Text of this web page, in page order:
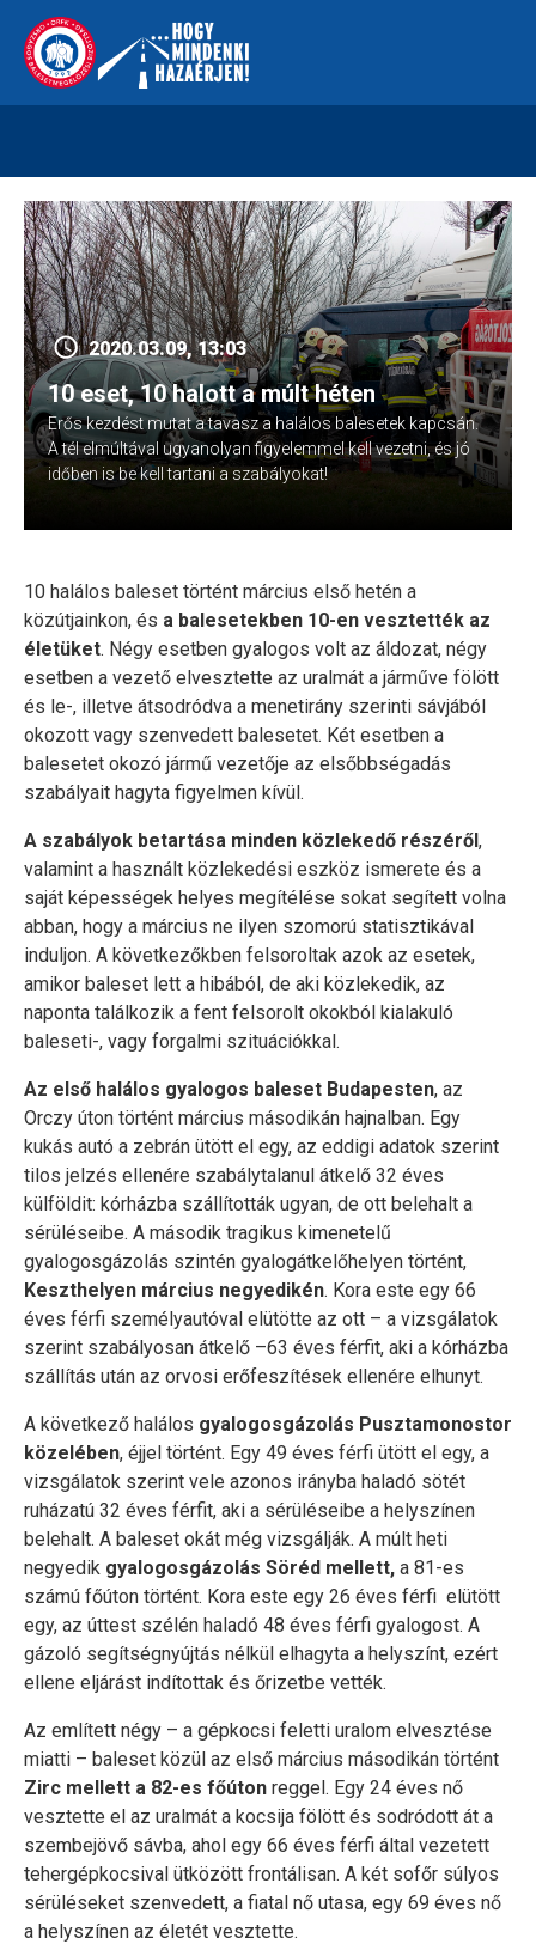
content
kreszvaltozas.hu
2020.03.09, 13:03
10 eset, 10 halott a múlt héten
Erős kezdést mutat a tavasz a halálos balesetek kapcsán.
A tél elmúltával ugyanolyan figyelemmel kell vezetni, és jó
időben is be kell tartani a szabályokat!
10 halálos baleset történt március első hetén a
közútjainkon, és a balesetekben 10-en vesztették az
életüket. Négy esetben gyalogos volt az áldozat, négy
esetben a vezető elvesztette az uralmát a járműve fölött
és le-, illetve átsodródva a menetirány szerinti sávjából
okozott vagy szenvedett balesetet. Két esetben a
balesetet okozó jármű vezetője az elsőbbségadás
szabályait hagyta figyelmen kívül.
A szabályok betartása minden közlekedő részéről,
valamint a használt közlekedési eszköz ismerete és a
saját képességek helyes megítélése sokat segített volna
abban, hogy a március ne ilyen szomorú statisztikával
induljon. A következőkben felsoroltak azok az esetek,
amikor baleset lett a hibából, de aki közlekedik, az
naponta találkozik a fent felsorolt okokból kialakuló
baleseti-, vagy forgalmi szituációkkal.
Az első halálos gyalogos baleset Budapesten, az
Orczy úton történt március másodikán hajnalban. Egy
kukás autó a zebrán ütött el egy, az eddigi adatok szerint
tilos jelzés ellenére szabálytalanul átkelő 32 éves
külföldit: kórházba szállították ugyan, de ott belehalt a
sérüléseibe. A második tragikus kimenetelű
gyalogosgázolás szintén gyalogátkelőhelyen történt,
Keszthelyen március negyedikén. Kora este egy 66
éves férfi személyautóval elütötte az ott – a vizsgálatok
szerint szabályosan átkelő –63 éves férfit, aki a kórházba
szállítás után az orvosi erőfeszítések ellenére elhunyt.
A következő halálos gyalogosgázolás Pusztamonostor
közelében, éjjel történt. Egy 49 éves férfi ütött el egy, a
vizsgálatok szerint vele azonos irányba haladó sötét
ruházatú 32 éves férfit, aki a sérüléseibe a helyszínen
belehalt. A baleset okát még vizsgálják. A múlt heti
negyedik gyalogosgázolás Söréd mellett, a 81-es
számú főúton történt. Kora este egy 26 éves férfi elütött
egy, az úttest szélén haladó 48 éves férfi gyalogost. A
gázoló segítségnyújtás nélkül elhagyta a helyszínt, ezért
ellene eljárást indítottak és őrizetbe vették.
Az említett négy – a gépkocsi feletti uralom elvesztése
miatti – baleset közül az első március másodikán történt
Zirc mellett a 82-es főúton reggel. Egy 24 éves nő
vesztette el az uralmát a kocsija fölött és sodródott át a
szembejövő sávba, ahol egy 66 éves férfi által vezetett
tehergépkocsival ütközött frontálisan. A két sofőr súlyos
sérüléseket szenvedett, a fiatal nő utasa, egy 69 éves nő
a helyszínen az életét vesztette.